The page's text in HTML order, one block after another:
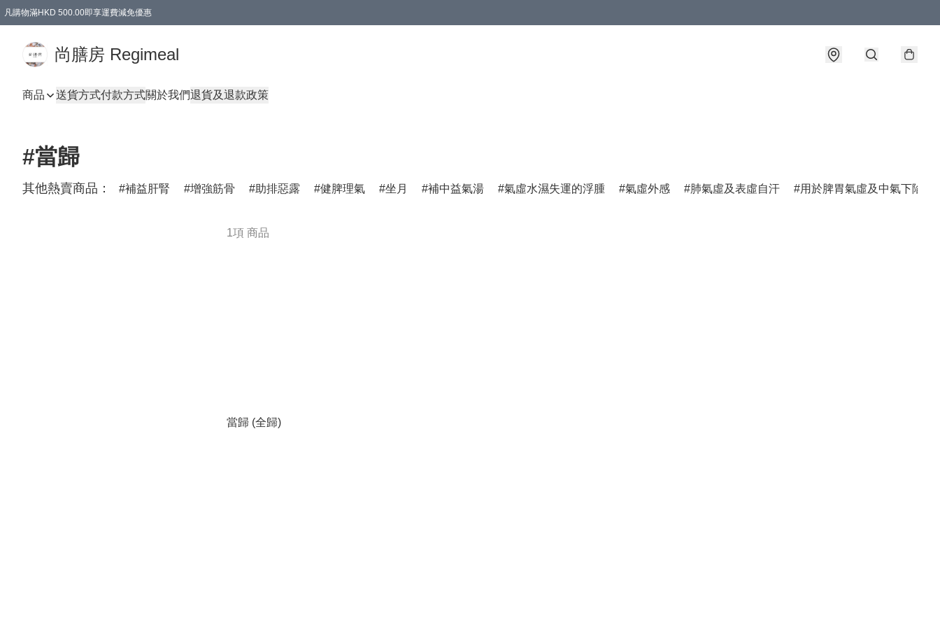
凡購物滿HKD 500.00即享運費減免優惠
尚膳房 Regimeal
商品 送貨方式付款方式關於我們退貨及退款政策
#當歸
其他熱賣商品： 補益肝腎 增強筋骨 助排惡露 健脾理氣 坐月 補中益氣湯 氣虛水濕失運的浮腫 氣虛外感 肺氣虛及表虛自汗 用於脾胃氣虛及中氣下陷諸
1項 商品
當歸 (全歸)